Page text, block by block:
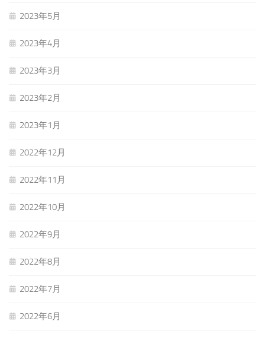
2023年5月
2023年4月
2023年3月
2023年2月
2023年1月
2022年12月
2022年11月
2022年10月
2022年9月
2022年8月
2022年7月
2022年6月